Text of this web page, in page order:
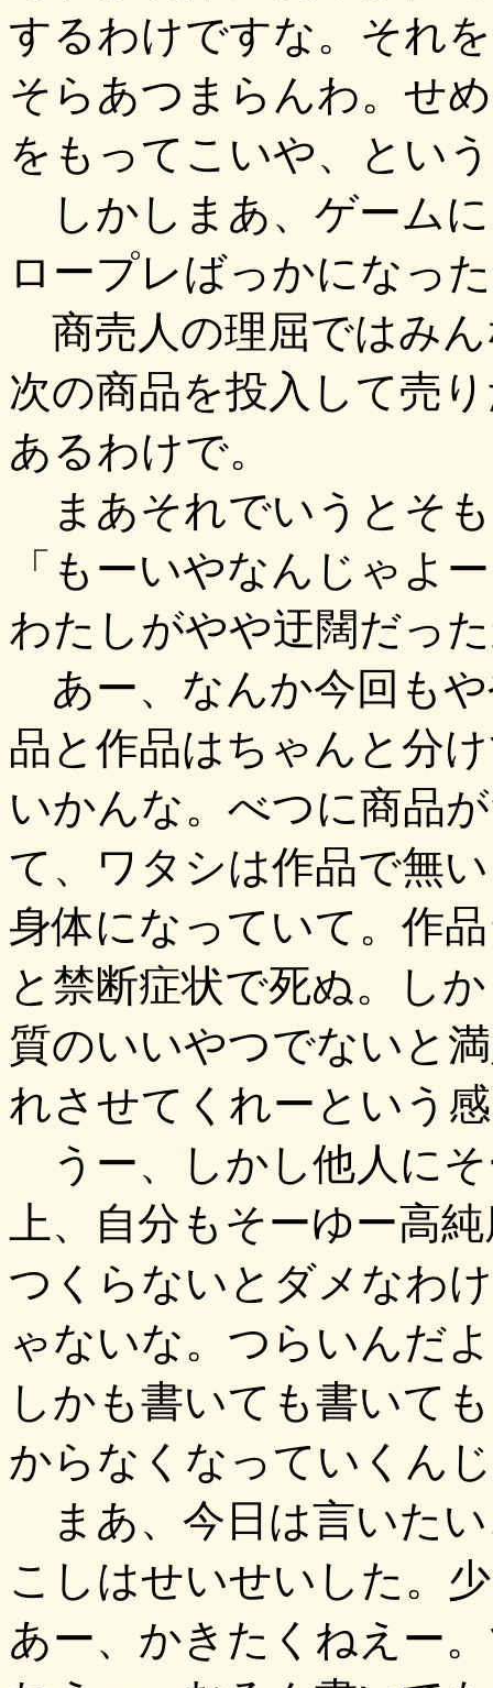
するわけですな。それ
そらあつまらんわ。せ
をもってこいや、とい
しかしまあ、ゲーム
ロープレばっかになっ
商売人の理屈ではみ
次の商品を投入して売
あるわけで。
まあそれでいうとそ
「もーいやなんじゃよ
わたしがやや迂闊だっ
あー、なんか今回も
品と作品はちゃんと分
いかんな。べつに商品
て、ワタシは作品で無
身体になっていて。作
と禁断症状で死ぬ。し
質のいいやつでないと
れさせてくれーという
うー、しかし他人に
上、自分もそーゆー高
つくらないとダメなわ
ゃないな。つらいんだ
しかも書いても書いて
からなくなっていくん
まあ、今日は言いた
こしはせいせいした。
あー、かきたくねえー